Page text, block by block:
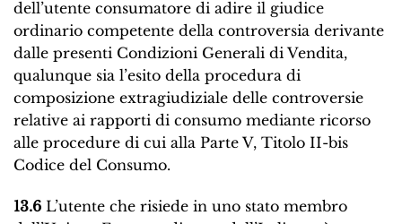
dell’utente consumatore di adire il giudice
ordinario competente della controversia derivante
dalle presenti Condizioni Generali di Vendita,
qualunque sia l’esito della procedura di
composizione extragiudiziale delle controversie
relative ai rapporti di consumo mediante ricorso
alle procedure di cui alla Parte V, Titolo II-bis
Codice del Consumo.
13.6 L’utente che risiede in uno stato membro